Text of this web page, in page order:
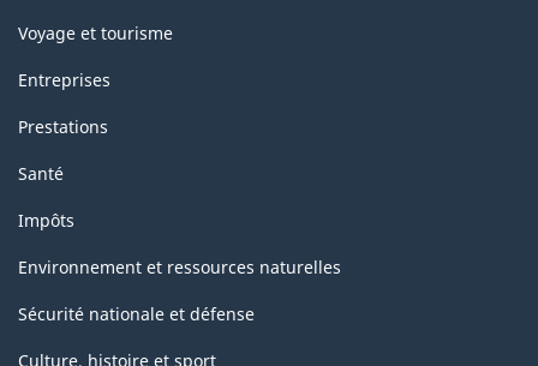
Voyage et tourisme
Entreprises
Prestations
Santé
Impôts
Environnement et ressources naturelles
Sécurité nationale et défense
Culture, histoire et sport